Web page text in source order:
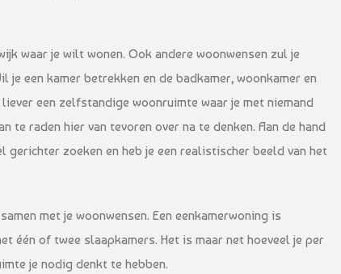
waar je wilt wonen. Ook andere woonwensen zul je
je een kamer betrekken en de badkamer, woonkamer en
een zelfstandige woonruimte waar je met niemand
te raden hier van tevoren over na te denken. Aan de hand
gerichter zoeken en heb je een realistischer beeld van het
met je woonwensen. Een eenkamerwoning is
één of twee slaapkamers. Het is maar net hoeveel je per
je nodig denkt te hebben.